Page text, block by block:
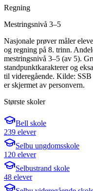
Regning
Mestringsnivå 3–5
Nasjonale prøver måler
og regning på 8. trinn.
mestringsnivå 3–5 (av 5).
standpunktkarakterer og
til videregående. Kilde:
er skjermet av personvern.
Største skoler
Bell skole
239 elever
Selbu ungdomsskole
120 elever
Selbustrand skole
48 elever